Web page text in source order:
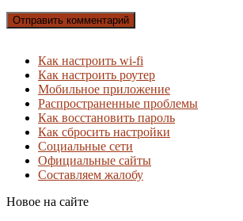
Как настроить wi-fi
Как настроить роутер
Мобильное приложение
Распространенные проблемы
Как восстановить пароль
Как сбросить настройки
Социальные сети
Официальные сайты
Составляем жалобу
Новое на сайте